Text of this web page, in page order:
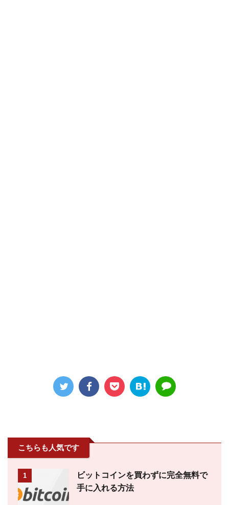
こちらも人気です
1
ビットコインを買わずに完全無料で
手に入れる方法